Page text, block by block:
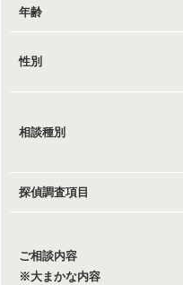
年齢
性別
相談種別
探偵調査項目
ご相談内容
※大まかな内容